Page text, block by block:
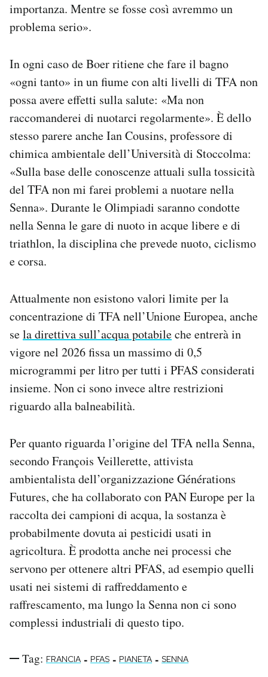
importanza. Mentre se fosse così avremmo un
problema serio».
In ogni caso de Boer ritiene che fare il bagno
«ogni tanto» in un fiume con alti livelli di TFA non
possa avere effetti sulla salute: «Ma non
raccomanderei di nuotarci regolarmente». È dello
stesso parere anche Ian Cousins, professore di
chimica ambientale dell’Università di Stoccolma:
«Sulla base delle conoscenze attuali sulla tossicità
del TFA non mi farei problemi a nuotare nella
Senna». Durante le Olimpiadi saranno condotte
nella Senna le gare di nuoto in acque libere e di
triathlon, la disciplina che prevede nuoto, ciclismo
e corsa.
Attualmente non esistono valori limite per la
concentrazione di TFA nell’Unione Europea, anche
sela direttiva sull’acqua potabileche entrerà in
vigore nel 2026 fissa un massimo di 0,5
microgrammi per litro per tutti i PFAS considerati
insieme. Non ci sono invece altre restrizioni
riguardo alla balneabilità.
Per quanto riguarda l’origine del TFA nella Senna,
secondo François Veillerette, attivista
ambientalista dell’organizzazione Générations
Futures, che ha collaborato con PAN Europe per la
raccolta dei campioni di acqua, la sostanza è
probabilmente dovuta ai pesticidi usati in
agricoltura. È prodotta anche nei processi che
servono per ottenere altri PFAS, ad esempio quelli
usati nei sistemi di raffreddamento e
raffrescamento, ma lungo la Senna non ci sono
complessi industriali di questo tipo.
Tag: FRANCIA - PFAS - PIANETA - SENNA